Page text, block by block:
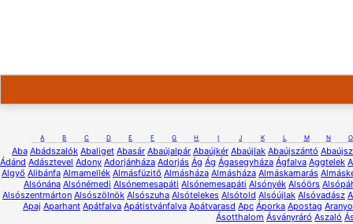
A B C D E F G H I J K L M N O
Aba Abádszalók Abaliget Abasár Abaújalpár Abaújkér Abaújlak Abaújszántó
Ádánd Adásztevel Adony Adorjánháza Adorjás Ág Ág Ágasegyháza Ágfalva Aggtelek
Algyő Alibánfa Almamellék Almásfüzitő Almásháza Almásháza Almáskamarás
Alsónána Alsónémedi Alsónemesapáti Alsónemesapáti Alsónyék Alsóörs
Alsószentmárton Alsószölnök Alsószuha Alsótelekes Alsótold Alsóújlak Alsóvadász
Apaj Aparhant Apátfalva Apátistvánfalva Apátvarasd Apc Áporka Apostag
Ásotthalom Ásványráró Aszaló